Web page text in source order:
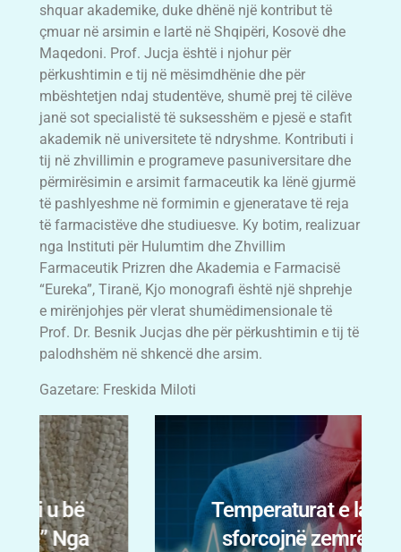
shquar akademike, duke dhënë një kontribut të
çmuar në arsimin e lartë në Shqipëri, Kosovë dhe
Maqedoni. Prof. Jucja është i njohur për
përkushtimin e tij në mësimdhënie dhe për
mbështetjen ndaj studentëve, shumë prej të cilëve
janë sot specialistë të suksesshëm e pjesë e stafit
akademik në universitete të ndryshme. Kontributi i
tij në zhvillimin e programeve pasuniversitare dhe
përmirësimin e arsimit farmaceutik ka lënë gjurmë
të pashlyeshme në formimin e gjeneratave të reja
të farmacistëve dhe studiuesve. Ky botim, realizuar
nga Instituti për Hulumtim dhe Zhvillim
Farmaceutik Prizren dhe Akademia e Farmacisë
“Eureka”, Tiranë, Kjo monografi është një shprehje
e mirënjohjes për vlerat shumëdimensionale të
Prof. Dr. Besnik Jucjas dhe për përkushtimin e tij të
palodhshëm në shkencë dhe arsim.
Gazetare: Freskida Miloti
Temperaturat e larta
sforcojnë zemrën: